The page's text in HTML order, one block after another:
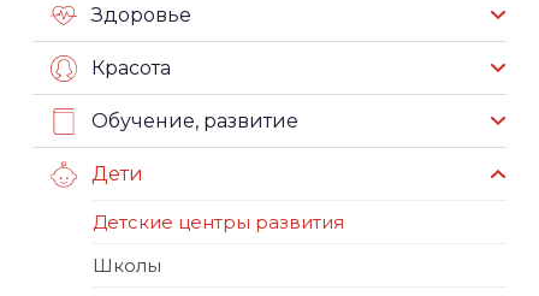
Здоровье
Красота
Обучение, развитие
Дети
Детские центры развития
Школы